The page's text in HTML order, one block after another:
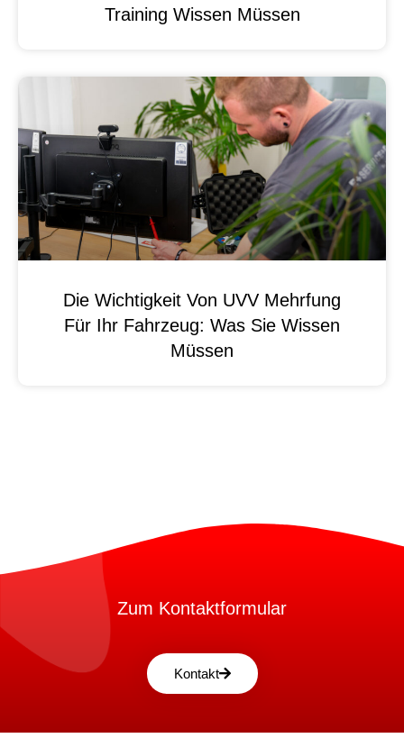
Training Wissen Müssen
Die Wichtigkeit Von UVV Mehrfung
Für Ihr Fahrzeug: Was Sie Wissen
Müssen
Zum Kontaktformular
Kontakt